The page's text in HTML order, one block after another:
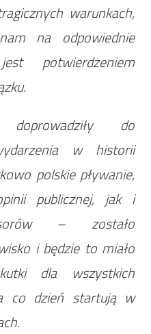
warunkach,
na odpowiednie
potwierdzeniem
doprowadziły do
w historii
polskie pływanie,
publicznej, jak i
– zostało
i będzie to miało
dla wszystkich
co dzień startują w